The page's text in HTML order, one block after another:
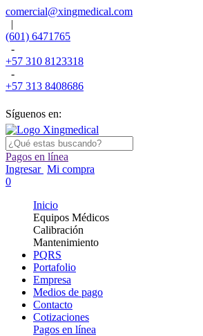
comercial@xingmedical.com
|
(601) 6471765
-
+57 310 8123318
-
+57 313 8408686
Síguenos en:
Pagos en línea
Ingresar Mi compra
0
Inicio
Equipos Médicos
Calibración
Mantenimiento
PQRS
Portafolio
Empresa
Medios de pago
Contacto
Cotizaciones
Pagos en línea